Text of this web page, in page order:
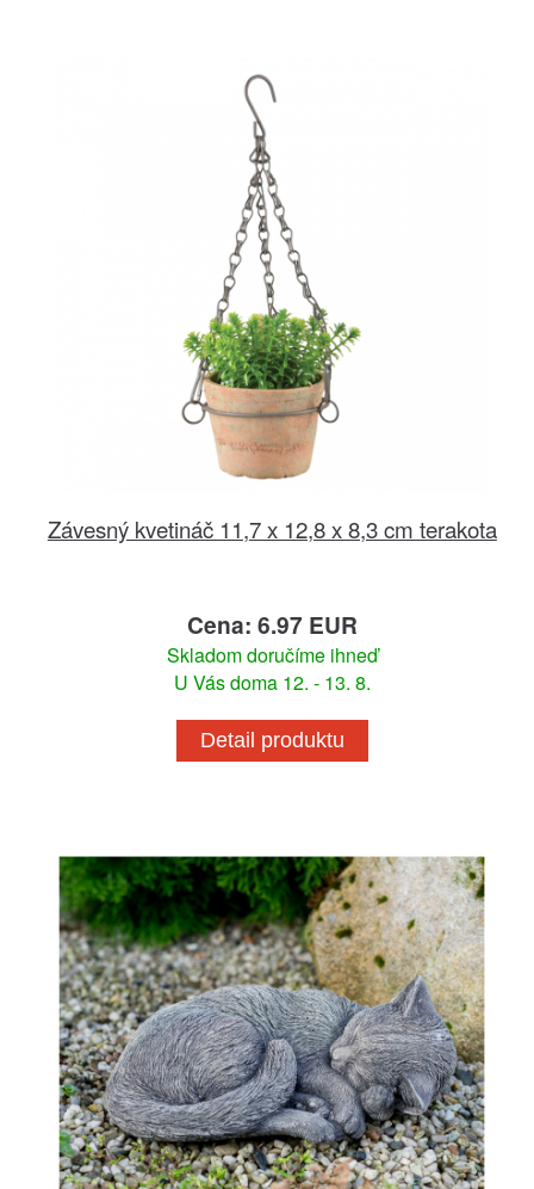
Závesný kvetináč 11,7 x 12,8 x 8,3 cm terakota
Cena: 6.97 EUR
Skladom doručíme ihneď
U Vás doma 12. - 13. 8.
Detail produktu